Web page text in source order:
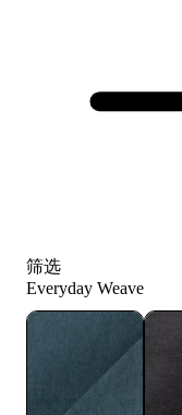
筛选
Everyday Weave